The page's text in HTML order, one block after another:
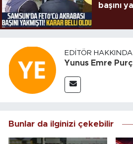
başını
EDITÖR HAKKINDA
Yunus Emre Purç
Bunlar da ilginizi çekebilir